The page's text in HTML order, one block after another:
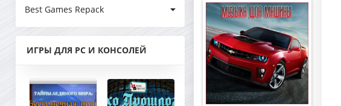
Best Games Repack
ИГРЫ ДЛЯ PC И КОНСОЛЕЙ